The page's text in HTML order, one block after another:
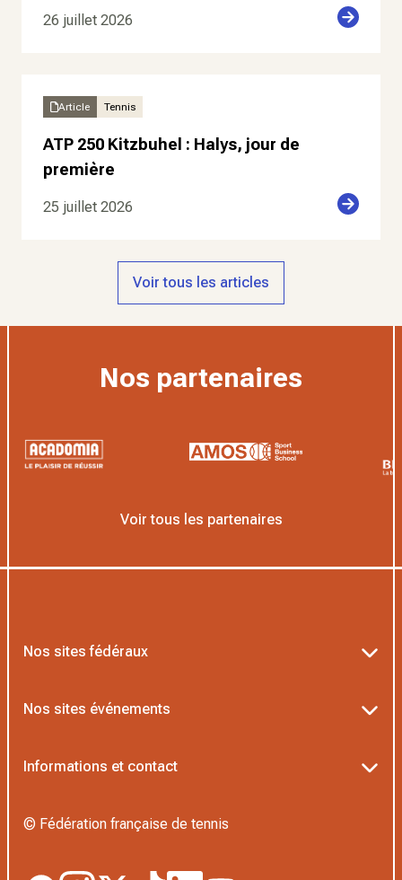
26 juillet 2026
Article Tennis
ATP 250 Kitzbuhel : Halys, jour de
première
25 juillet 2026
Voir tous les articles
Nos partenaires
Voir tous les partenaires
Nos sites fédéraux
L’Institut Formation Tennis
Proshop FFT
Nos sites événements
Informations et contact
© Fédération française de tennis